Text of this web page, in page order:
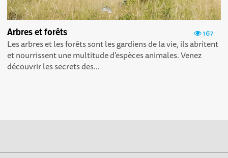
167
Arbres et forêts
Les arbres et les forêts sont les gardiens de la vie, ils abritent
et nourrissent une multitude d'espèces animales. Venez
découvrir les secrets des...